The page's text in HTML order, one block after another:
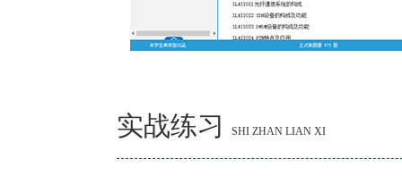
实战练习 SHI ZHAN LIAN XI